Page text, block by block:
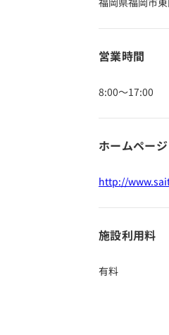
営業時間
8:00～17:00
ホームページ
http://
施設利用料
有料